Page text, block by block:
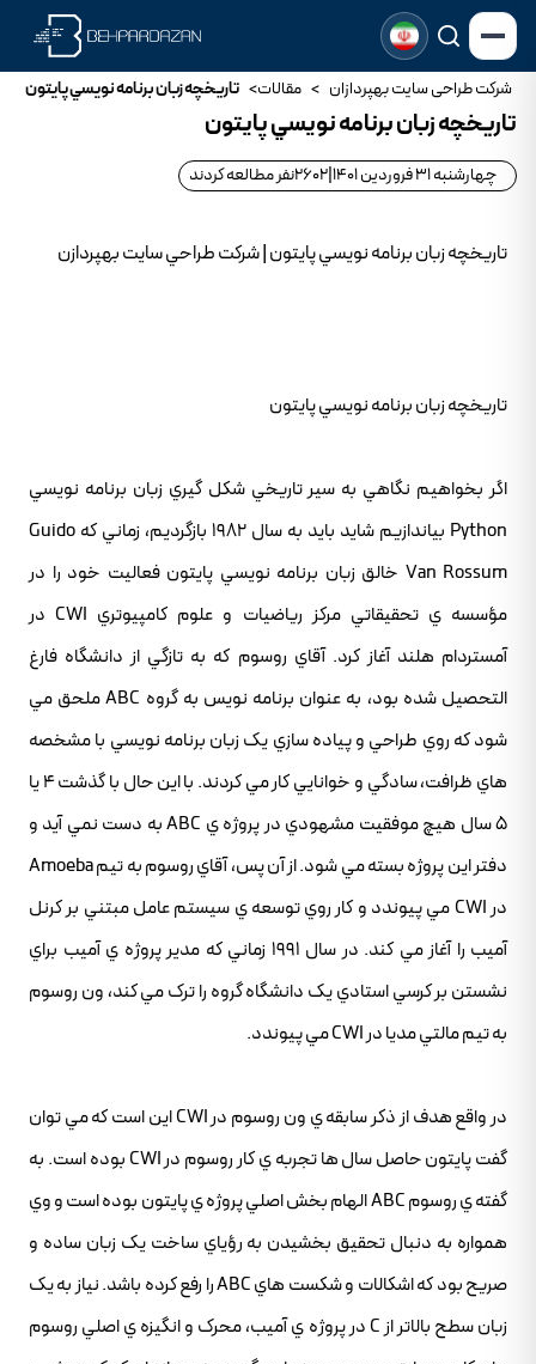
شرکت طراحی سایت بهپردازان > مقالات> تاريخچه زبان برنامه نويسي پايتون
تاريخچه زبان برنامه نويسي پايتون
چهارشنبه 31 فروردین 1401 2602نفر مطالعه کردند
تاريخچه زبان برنامه نويسي پايتون | شرکت طراحي سايت بهپردازن
تاريخچه زبان برنامه نويسي پايتون
اگر بخواهيم نگاهي به سير تاريخي شکل گيري زبان برنامه نويسي
Python بياندازيم شايد بايد به سال 1982 بازگرديم، زماني که Guido
Van Rossum خالق زبان برنامه نويسي پايتون فعاليت خود را در
مؤسسه ي تحقيقاتي مرکز رياضيات و علوم کامپيوتري CWI در
آمستردام هلند آغاز کرد. آقاي روسوم که به تازگي از دانشگاه فارغ
التحصيل شده بود، به عنوان برنامه نويس به گروه ABC ملحق مي
شود که روي طراحي و پياده سازي يک زبان برنامه نويسي با مشخصه
هاي ظرافت، سادگي و خوانايي کار مي کردند. با اين حال با گذشت 4 يا
5 سال هيچ موفقيت مشهودي در پروژه ي ABC به دست نمي آيد و
دفتر اين پروژه بسته مي شود. از آن پس، آقاي روسوم به تيم Amoeba
در CWI مي پيوندد و کار روي توسعه ي سيستم عامل مبتني بر کرنل
آميب را آغاز مي کند. در سال 1991 زماني که مدير پروژه ي آميب براي
نشستن بر کرسي استادي يک دانشگاه گروه را ترک مي کند، ون روسوم
به تيم مالتي مديا در CWI مي پيوندد.
در واقع هدف از ذکر سابقه ي ون روسوم در CWI اين است که مي توان
گفت پايتون حاصل سال ها تجربه ي کار روسوم در CWI بوده است. به
گفته ي روسوم ABC الهام بخش اصلي پروژه ي پايتون بوده است و وي
همواره به دنبال تحقيق بخشيدن به رؤياي ساخت يک زبان ساده و
صريح بود که اشکالات و شکست هاي ABC را رفع کرده باشد. نياز به يک
زبان سطح بالاتر از C در پروژه ي آميب، محرک و انگيزه ي اصلي روسوم